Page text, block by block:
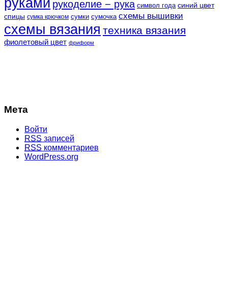
руками рукоделие − рука символ года синий цвет
спицы сумка крючком сумки сумочка схемы вышивки
схемы вязания техника вязания
фиолетовый цвет фриформ
Мета
Войти
RSS записей
RSS комментариев
WordPress.org